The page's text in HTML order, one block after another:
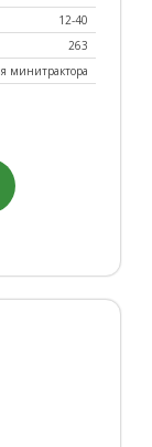
12-40
263
минитрактора